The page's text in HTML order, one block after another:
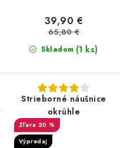
Skladom (1 ks)
39,90 €
65,80 €
Strieborné náušnice
okrúhle
20 %
Výpredaj